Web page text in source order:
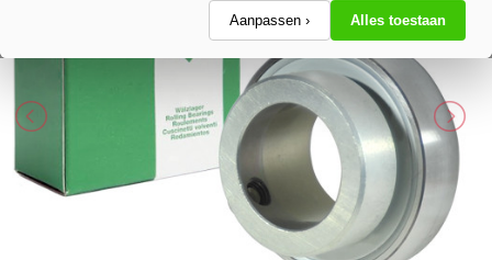
Aanpassen › Alles toestaan